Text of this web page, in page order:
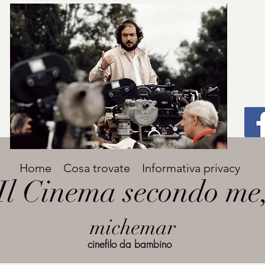
Titolo
grande
Avenir Light una delle font preferite dai
designer. Facile da leggere, viene
utilizzata per titoli e paragrafi.
Cinema secondo
michemar
Home Cosa trovate Informativa privacy
cinefilo da bambino